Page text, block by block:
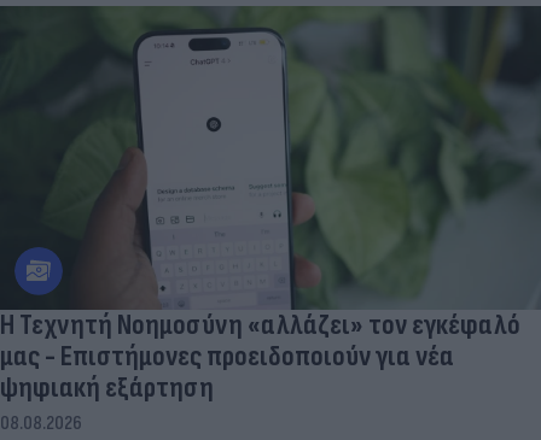
Η Τεχνητή Νοημοσύνη «αλλάζει» τον εγκέφαλό
μας - Eπιστήμονες προειδοποιούν για νέα
ψηφιακή εξάρτηση
08.08.2026